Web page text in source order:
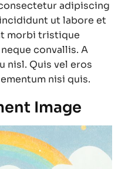
adipiscing
ut labore et
morbi tristique
convallis. A
nisl. Quis vel eros
nisi quis.
Image